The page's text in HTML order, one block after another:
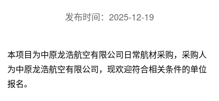
发布时间： 2025-12-19
本项目为中原龙浩航空有限公司日常航材采购，采购人
为中原龙浩航空有限公司，现欢迎符合相关条件的单位
报名。